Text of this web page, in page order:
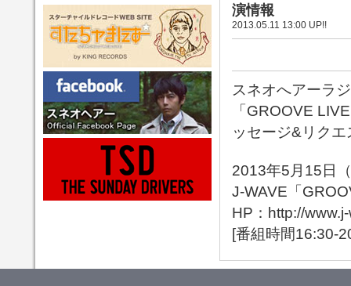
演情報
2013.05.11 13:00 UP!!
スネオへアーラ
「GROOVE
ッセージ&リク
2013年5月15日
J-WAVE「
HP： http://
[番組時間16:30-